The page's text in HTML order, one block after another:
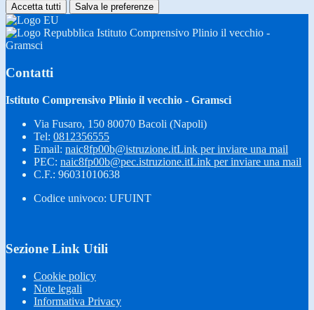
Accetta tutti Salva le preferenze
Istituto Comprensivo Plinio il vecchio -
Gramsci
Contatti
Istituto Comprensivo Plinio il vecchio - Gramsci
Via Fusaro, 150 80070 Bacoli (Napoli)
Tel: 0812356555
Email: naic8fp00b@istruzione.itLink per inviare una mail
PEC: naic8fp00b@pec.istruzione.itLink per inviare una mail
C.F.: 96031010638
Codice univoco: UFUINT
Sezione Link Utili
Cookie policy
Note legali
Informativa Privacy